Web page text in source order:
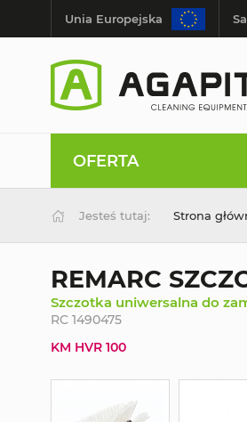
Unia Europejska
OFERTA
Jesteś tutaj: Strona
REMARC
Szczotka uniwersalna do
RC 1490475
KM HVR 100